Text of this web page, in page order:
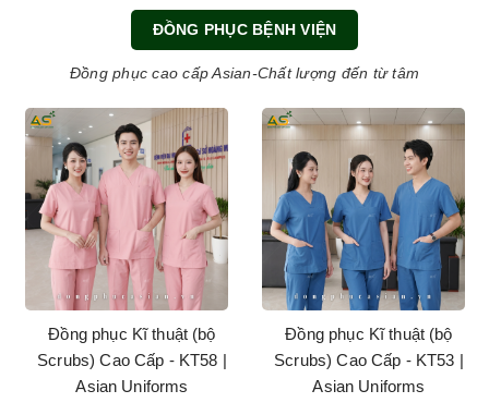
ĐỒNG PHỤC BỆNH VIỆN
Đồng phục cao cấp Asian-Chất lượng đến từ tâm
Đồng phục Kĩ thuật (bộ
Scrubs) Cao Cấp - KT58 |
Asian Uniforms
Đồng phục Kĩ thuật (bộ
Scrubs) Cao Cấp - KT53 |
Asian Uniforms